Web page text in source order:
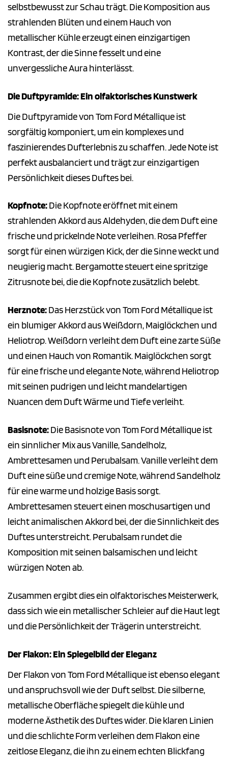
selbstbewusst zur Schau trägt. Die Komposition aus
strahlenden Blüten und einem Hauch von
metallischer Kühle erzeugt einen einzigartigen
Kontrast, der die Sinne fesselt und eine
unvergessliche Aura hinterlässt.
Die Duftpyramide: Ein olfaktorisches Kunstwerk
Die Duftpyramide von Tom Ford Métallique ist
sorgfältig komponiert, um ein komplexes und
faszinierendes Dufterlebnis zu schaffen. Jede Note ist
perfekt ausbalanciert und trägt zur einzigartigen
Persönlichkeit dieses Duftes bei.
Kopfnote:Die Kopfnote eröffnet mit einem
strahlenden Akkord aus Aldehyden, die dem Duft eine
frische und prickelnde Note verleihen. Rosa Pfeffer
sorgt für einen würzigen Kick, der die Sinne weckt und
neugierig macht. Bergamotte steuert eine spritzige
Zitrusnote bei, die die Kopfnote zusätzlich belebt.
Herznote:Das Herzstück von Tom Ford Métallique ist
ein blumiger Akkord aus Weißdorn, Maiglöckchen und
Heliotrop. Weißdorn verleiht dem Duft eine zarte Süße
und einen Hauch von Romantik. Maiglöckchen sorgt
für eine frische und elegante Note, während Heliotrop
mit seinen pudrigen und leicht mandelartigen
Nuancen dem Duft Wärme und Tiefe verleiht.
Basisnote:Die Basisnote von Tom Ford Métallique ist
ein sinnlicher Mix aus Vanille, Sandelholz,
Ambrettesamen und Perubalsam. Vanille verleiht dem
Duft eine süße und cremige Note, während Sandelholz
für eine warme und holzige Basis sorgt.
Ambrettesamen steuert einen moschusartigen und
leicht animalischen Akkord bei, der die Sinnlichkeit des
Duftes unterstreicht. Perubalsam rundet die
Komposition mit seinen balsamischen und leicht
würzigen Noten ab.
Zusammen ergibt dies ein olfaktorisches Meisterwerk,
dass sich wie ein metallischer Schleier auf die Haut legt
und die Persönlichkeit der Trägerin unterstreicht.
Der Flakon: Ein Spiegelbild der Eleganz
Der Flakon von Tom Ford Métallique ist ebenso elegant
und anspruchsvoll wie der Duft selbst. Die silberne,
metallische Oberfläche spiegelt die kühle und
moderne Ästhetik des Duftes wider. Die klaren Linien
und die schlichte Form verleihen dem Flakon eine
zeitlose Eleganz, die ihn zu einem echten Blickfang